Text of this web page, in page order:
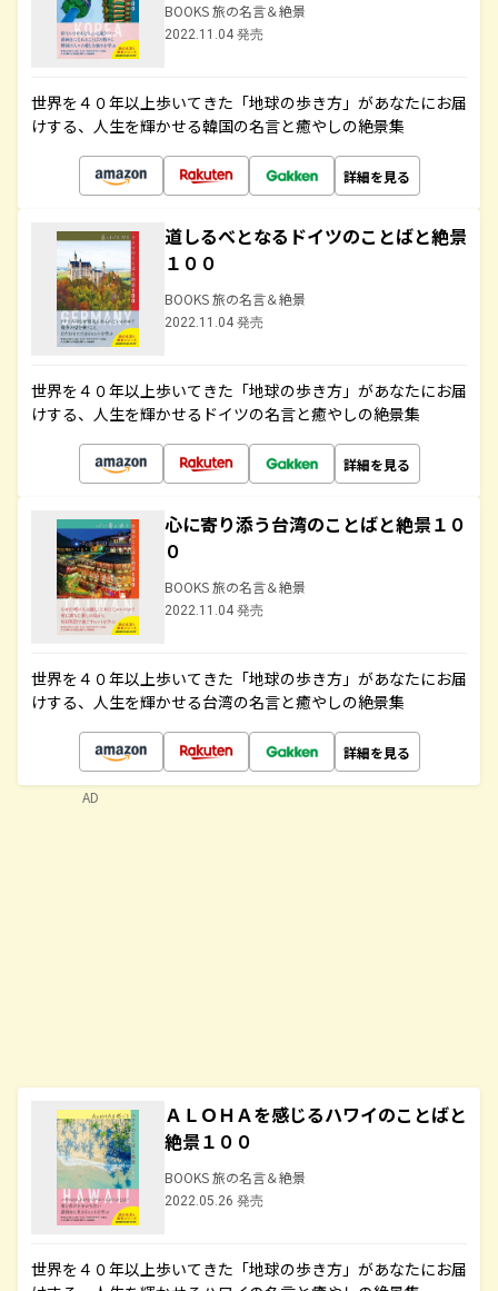
BOOKS 旅の名言＆絶景
2022.11.04 発売
世界を４０年以上歩いてきた「地球の歩き方」があなたにお届
けする、人生を輝かせる韓国の名言と癒やしの絶景集
詳細を見る
道しるべとなるドイツのことばと絶景
１００
BOOKS 旅の名言＆絶景
2022.11.04 発売
世界を４０年以上歩いてきた「地球の歩き方」があなたにお届
けする、人生を輝かせるドイツの名言と癒やしの絶景集
詳細を見る
心に寄り添う台湾のことばと絶景１０
０
BOOKS 旅の名言＆絶景
2022.11.04 発売
世界を４０年以上歩いてきた「地球の歩き方」があなたにお届
けする、人生を輝かせる台湾の名言と癒やしの絶景集
詳細を見る
ＡＬＯＨＡを感じるハワイのことばと
絶景１００
BOOKS 旅の名言＆絶景
2022.05.26 発売
世界を４０年以上歩いてきた「地球の歩き方」があなたにお届
AD